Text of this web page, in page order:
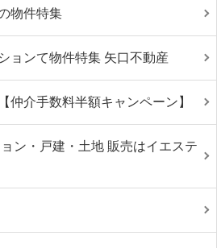
物件特集
ョンて物件特集 矢口不動産
仲介手数料半額キャンペーン】
ン・戸建・土地 販売はイエステ